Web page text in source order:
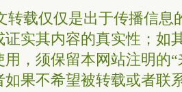
转载仅仅是出于传播信息
实其内容的真实性；如
用，须保留本网站注明的
果不希望被转载或者联